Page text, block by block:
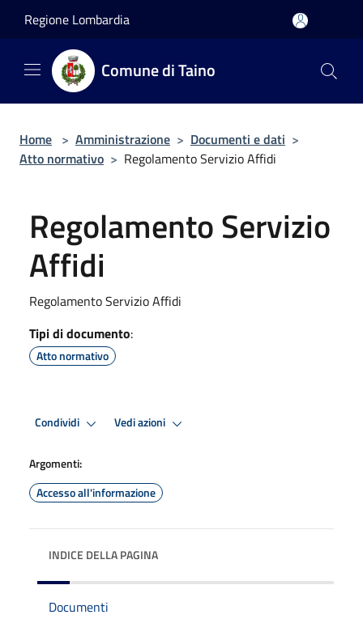
Regione Lombardia
Comune di Taino
Home > Amministrazione > Documenti e dati >
Atto normativo > Regolamento Servizio Affidi
Regolamento Servizio
Affidi
Regolamento Servizio Affidi
Tipi di documento:
Atto normativo
Condividi Vedi azioni
Argomenti:
Accesso all'informazione
INDICE DELLA PAGINA
Documenti